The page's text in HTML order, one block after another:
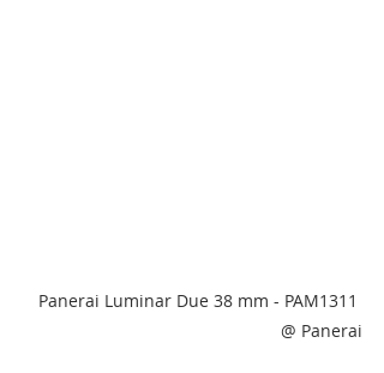
Panerai Luminar Due 38 mm - PAM1311
@ Panerai